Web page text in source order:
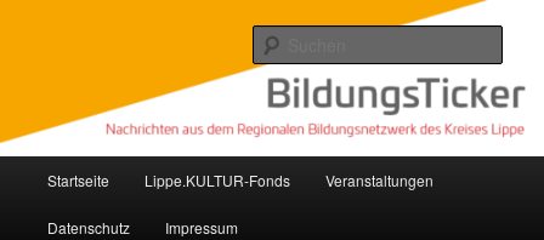
Lippe Bildungsticker
Nachrichten aus dem regionalen Bildungsnetzwerk des Kreises Lippe
Startseite Lippe.KULTUR-Fonds Veranstaltungen
Datenschutz Impressum